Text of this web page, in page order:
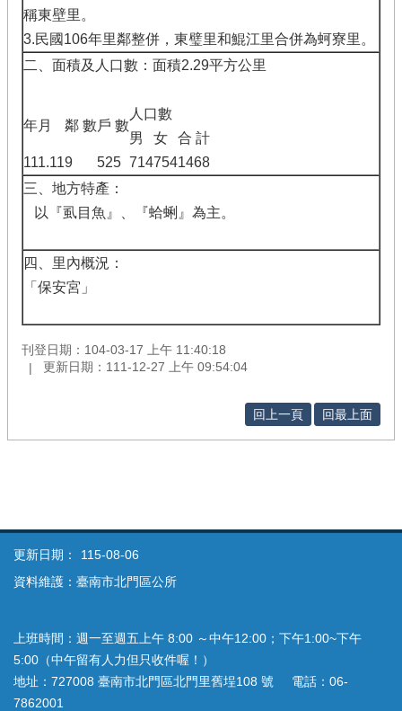
稱東壁里。
3.民國106年里鄰整併，東璧里和鯤江里合併為蚵寮里。
二、面積及人口數：面積2.29平方公里
年月 鄰 數戶 數
人口數
男
女
合 計
111.119 525 7147541468
三、地方特產：
以『虱目魚』、『蛤蜊』為主。
四、里內概況：
「保安宮」
刊登日期：104-03-17 上午 11:40:18
更新日期：111-12-27 上午 09:54:04
回上一頁 回最上面
更新日期：
115-08-06
資料維護：臺南市北門區公所
上班時間：週一至週五上午 8:00 ～中午12:00；下午1:00~下午
5:00（中午留有人力但只收件喔！）
地址：727008 臺南市北門區北門里舊埕108 號 電話：06-
7862001